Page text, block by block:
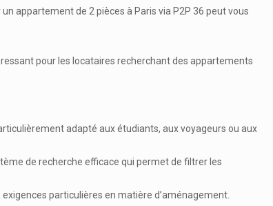
appartement de 2 pièces à Paris via P2P 36 peut vous
pour les locataires recherchant des appartements
adapté aux étudiants, aux voyageurs ou aux
de recherche efficace qui permet de filtrer les
particulières en matière d’aménagement.